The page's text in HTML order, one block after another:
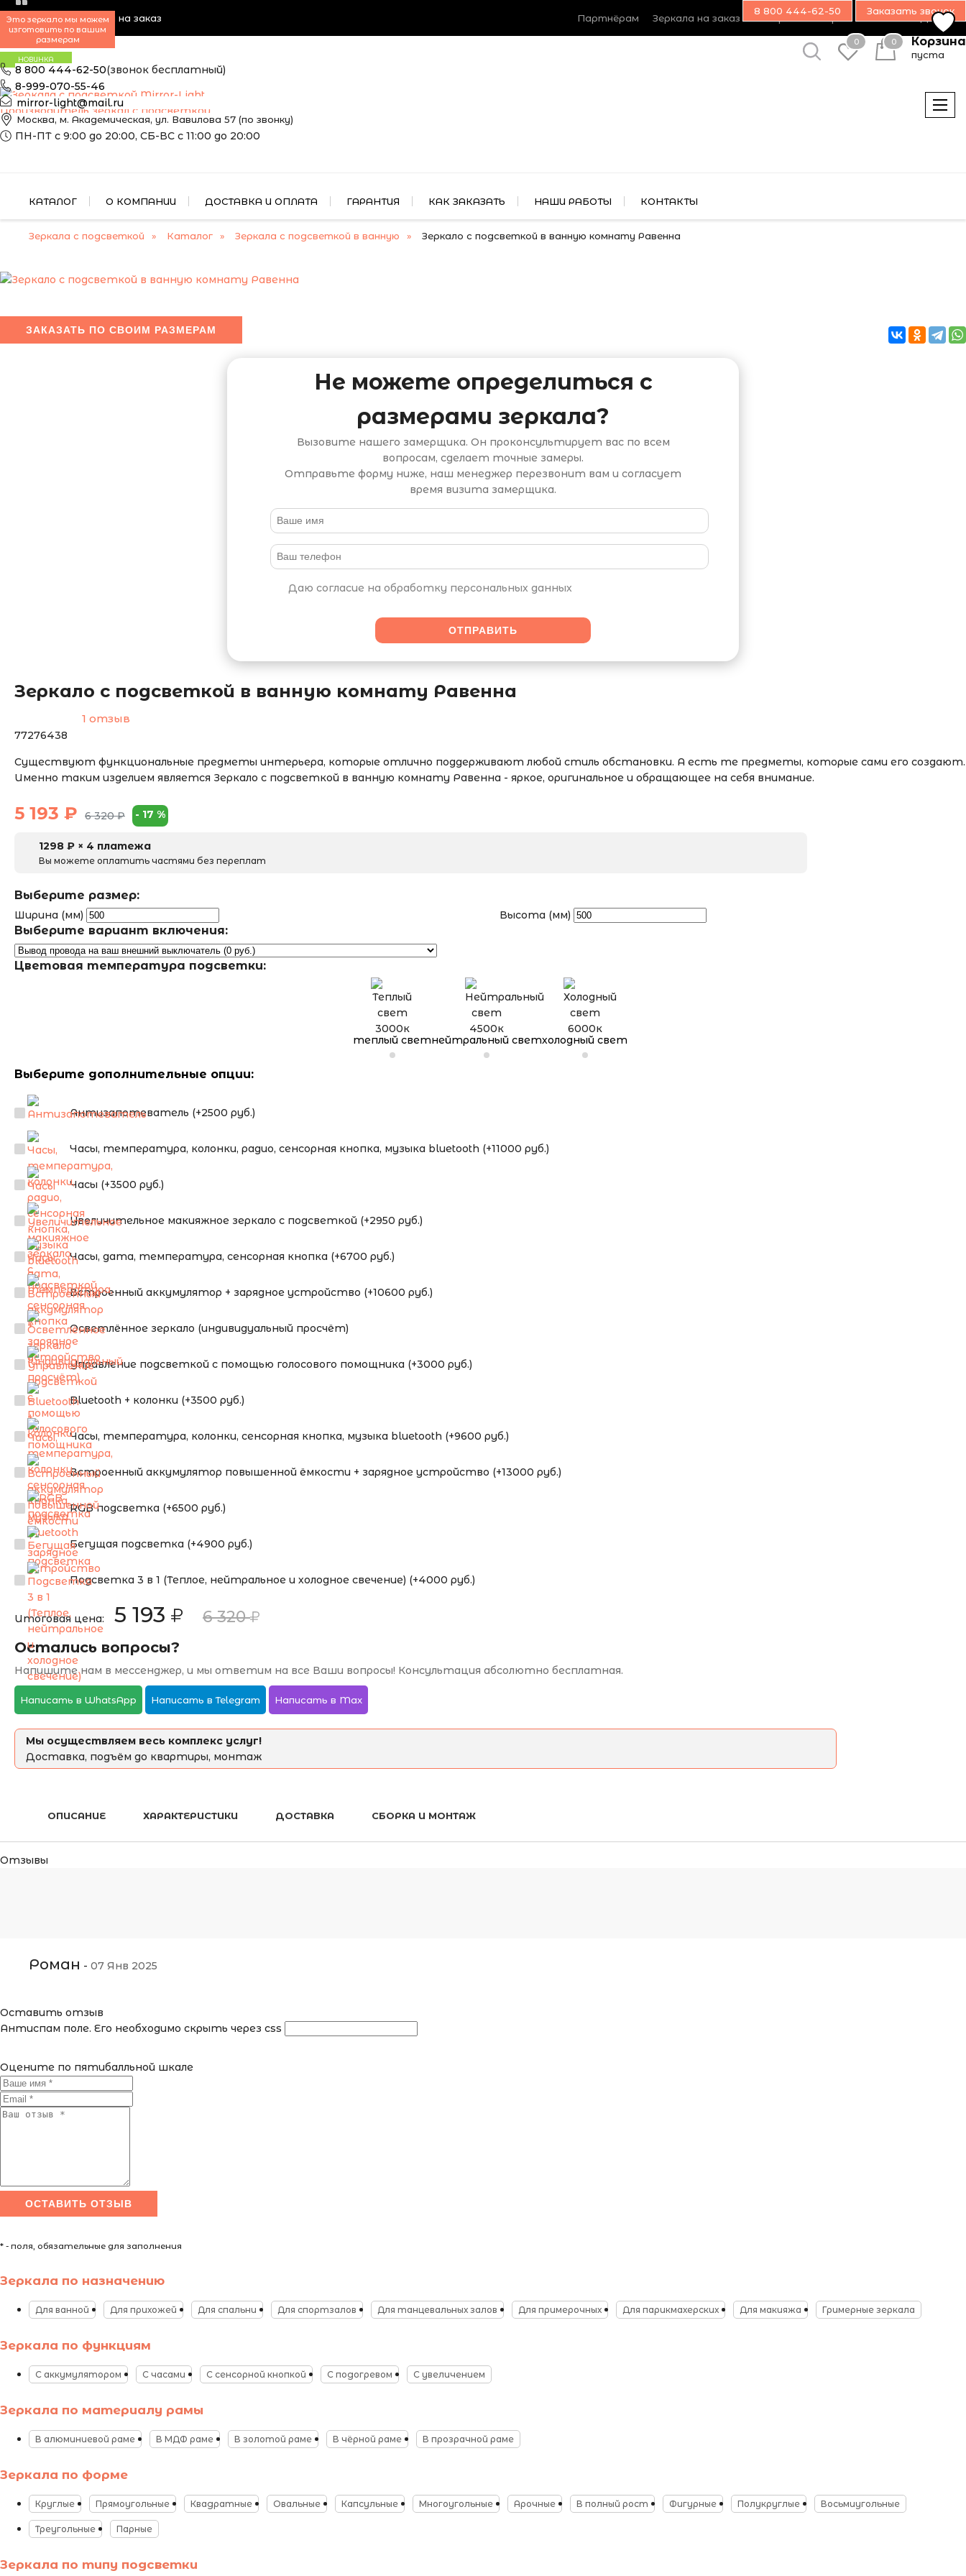
Зеркала с подсветкой на заказ Партнёрам Зеркала на заказ Возврат товара Наш блог Дилерам
Производитель зеркал с подсветкой
8 800 444-62-50(звонок бесплатный)
8-999-070-55-46
mirror-light@mail.ru
Москва, м. Академическая, ул. Вавилова 57 (по звонку)
ПН-ПТ с 9:00 до 20:00, СБ-ВС с 11:00 до 20:00
0 0 Корзина
пуста
КАТАЛОГ О КОМПАНИИ ДОСТАВКА И ОПЛАТА ГАРАНТИЯ КАК ЗАКАЗАТЬ НАШИ РАБОТЫ КОНТАКТЫ
8 800 444-62-50 Заказать звонок
Зеркала с подсветкой Каталог Зеркала с подсветкой в ванную Зеркало с подсветкой в ванную комнату Равенна
Это зеркало мы можем
изготовить по вашим
размерам
НОВИНКА
ЗАКАЗАТЬ ПО СВОИМ РАЗМЕРАМ
Не можете определиться с
размерами зеркала?
Вызовите нашего замерщика. Он проконсультирует вас по всем
вопросам, сделает точные замеры.
Отправьте форму ниже, наш менеджер перезвонит вам и согласует
время визита замерщика.
Даю согласие на обработку персональных данных
Зеркало с подсветкой в ванную комнату Равенна
1 отзыв
77276438
Существуют функциональные предметы интерьера, которые отлично поддерживают любой стиль обстановки. А есть те предметы, которые сами его создают.
Именно таким изделием является Зеркало с подсветкой в ванную комнату Равенна - яркое, оригинальное и обращающее на себя внимание.
5 193 ₽ 6 320₽ - 17 %
1298 ₽ × 4 платежа
Вы можете оплатить частями без переплат
Выберите размер:
Ширина (мм) Высота (мм)
Выберите вариант включения:
Цветовая температура подсветки:
теплый светнейтральный светхолодный свет
Выберите дополнительные опции:
Антизапотеватель (+2500 руб.)
Часы, температура, колонки, радио, сенсорная кнопка, музыка bluetooth (+11000 руб.)
Часы (+3500 руб.)
Увеличительное макияжное зеркало с подсветкой (+2950 руб.)
Часы, дата, температура, сенсорная кнопка (+6700 руб.)
Встроенный аккумулятор + зарядное устройство (+10600 руб.)
Осветлённое зеркало (индивидуальный просчёт)
Управление подсветкой с помощью голосового помощника (+3000 руб.)
Bluetooth + колонки (+3500 руб.)
Часы, температура, колонки, сенсорная кнопка, музыка bluetooth (+9600 руб.)
Встроенный аккумулятор повышенной ёмкости + зарядное устройство (+13000 руб.)
RGB подсветка (+6500 руб.)
Бегущая подсветка (+4900 руб.)
Подсветка 3 в 1 (Теплое, нейтральное и холодное свечение) (+4000 руб.)
Итоговая цена: 5 193 6 320
Остались вопросы?
Напишите нам в мессенджер, и мы ответим на все Ваши вопросы! Консультация абсолютно бесплатная.
Написать в WhatsApp Написать в Telegram Написать в Max
Мы осуществляем весь комплекс услуг!
Доставка, подъём до квартиры, монтаж
ОПИСАНИЕ ХАРАКТЕРИСТИКИ ДОСТАВКА СБОРКА И МОНТАЖ
Отзывы
Роман - 07 Янв 2025
Оставить отзыв
Антиспам поле. Его необходимо скрыть через css
Оцените по пятибалльной шкале
* - поля, обязательные для заполнения
Зеркала по назначению
Для ванной Для прихожей Для спальни Для спортзалов Для танцевальных залов Для примерочных Для парикмахерских Для макияжа Гримерные зеркала
Зеркала по функциям
С аккумулятором С часами С сенсорной кнопкой С подогревом С увеличением
Зеркала по материалу рамы
В алюминиевой раме В МДФ раме В золотой раме В чёрной раме В прозрачной раме
Зеркала по форме
Круглые Прямоугольные Квадратные Овальные Капсульные Многоугольные Арочные В полный рост Фигурные Полукруглые Восьмиугольные
Треугольные Парные
Зеркала по типу подсветки